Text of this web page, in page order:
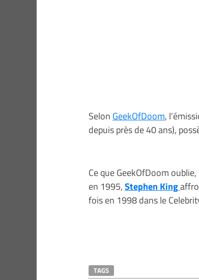
Selon GeekOfDoom,
depuis près de 40 ans),
Ce que GeekOfDoom oublie,
en 1995,Stephen King
fois en 1998 dans le
TAGS